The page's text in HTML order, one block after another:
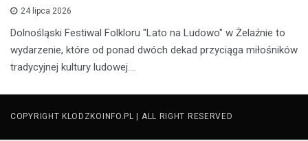
24 lipca 2026
Dolnośląski Festiwal Folkloru "Lato na Ludowo" w Żelaźnie to
wydarzenie, które od ponad dwóch dekad przyciąga miłośników
tradycyjnej kultury ludowej.…
COPYRIGHT KLODZKOINFO.PL | ALL RIGHT RESERVED